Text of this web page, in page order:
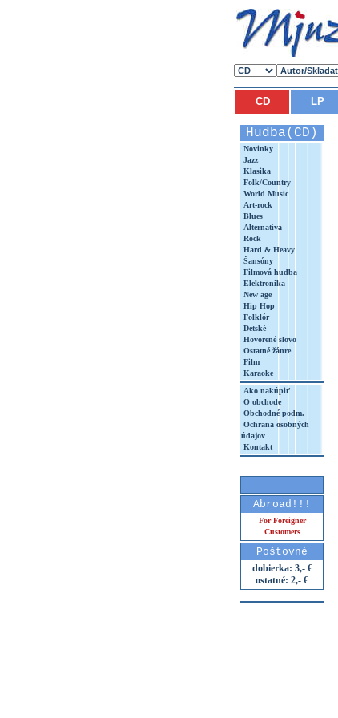
CD LP
Hudba(CD)
Novinky
Jazz
Klasika
Folk/Country
World Music
Art-rock
Blues
Alternatíva
Rock
Hard & Heavy
Šansóny
Filmová hudba
Elektronika
New age
Hip Hop
Folklór
Detské
Hovorené slovo
Ostatné žánre
Film
Karaoke
Ako nakúpiť
O obchode
Obchodné podm.
Ochrana osobných
údajov
Kontakt
Abroad!!!
For Foreigner
Customers
Poštovné
dobierka: 3,- €
ostatné: 2,- €